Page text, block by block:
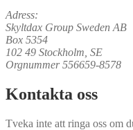
Adress:
Skyltdax Group Sweden AB
Box 5354
102 49 Stockholm, SE
Orgnummer 556659-8578
Kontakta oss
Tveka inte att ringa oss om